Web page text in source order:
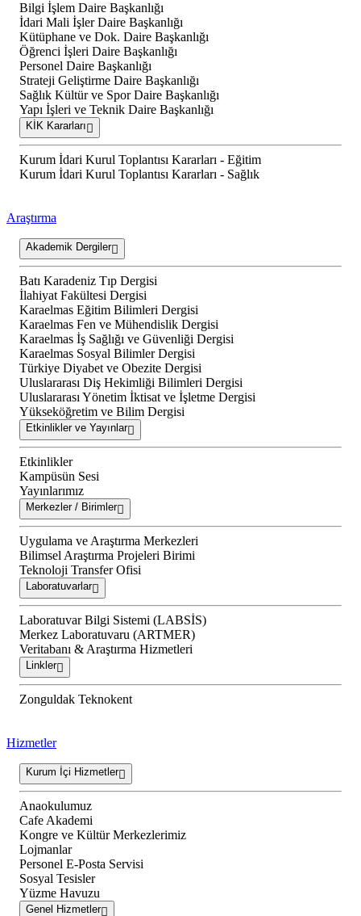
Bilgi İşlem Daire Başkanlığı
İdari Mali İşler Daire Başkanlığı
Kütüphane ve Dok. Daire Başkanlığı
Öğrenci İşleri Daire Başkanlığı
Personel Daire Başkanlığı
Strateji Geliştirme Daire Başkanlığı
Sağlık Kültür ve Spor Daire Başkanlığı
Yapı İşleri ve Teknik Daire Başkanlığı
KİK Kararları
Kurum İdari Kurul Toplantısı Kararları - Eğitim
Kurum İdari Kurul Toplantısı Kararları - Sağlık
Araştırma
Akademik Dergiler
Batı Karadeniz Tıp Dergisi
İlahiyat Fakültesi Dergisi
Karaelmas Eğitim Bilimleri Dergisi
Karaelmas Fen ve Mühendislik Dergisi
Karaelmas İş Sağlığı ve Güvenliği Dergisi
Karaelmas Sosyal Bilimler Dergisi
Türkiye Diyabet ve Obezite Dergisi
Uluslararası Diş Hekimliği Bilimleri Dergisi
Uluslararası Yönetim İktisat ve İşletme Dergisi
Yükseköğretim ve Bilim Dergisi
Etkinlikler ve Yayınlar
Etkinlikler
Kampüsün Sesi
Yayınlarımız
Merkezler / Birimler
Uygulama ve Araştırma Merkezleri
Bilimsel Araştırma Projeleri Birimi
Teknoloji Transfer Ofisi
Laboratuvarlar
Laboratuvar Bilgi Sistemi (LABSİS)
Merkez Laboratuvaru (ARTMER)
Veritabanı & Araştırma Hizmetleri
Linkler
Zonguldak Teknokent
Hizmetler
Kurum İçi Hizmetler
Anaokulumuz
Cafe Akademi
Kongre ve Kültür Merkezlerimiz
Lojmanlar
Personel E-Posta Servisi
Sosyal Tesisler
Yüzme Havuzu
Genel Hizmetler